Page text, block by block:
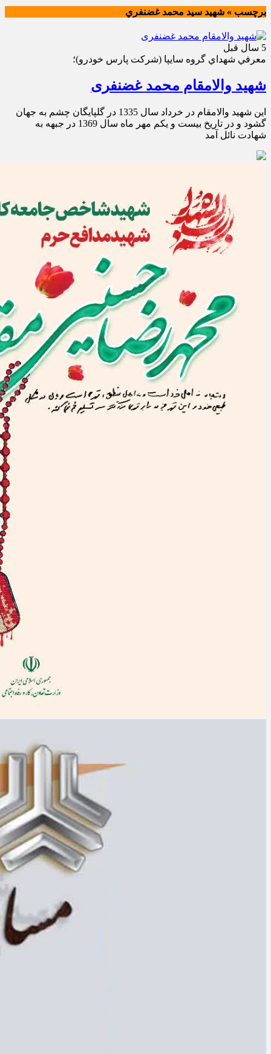
برچسب » شهيد سيد محمد غضنفري
5 سال قبل
معرفي شهداي گروه سايپا (شركت پارس خودرو)؛
شهید والامقام محمد غضنفری
اين شهيد والامقام در خرداد سال 1335 در گلپايگان چشم به جهان
گشود و در تاريخ بيست و يكم مهر ماه سال 1369 در جبهه به
شهادت نائل آمد